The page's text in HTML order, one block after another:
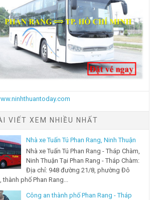
VIẾT XEM NHIỀU NHẤT
Nhà xe Tuấn Tú Phan Rang, Ninh Thuận
Nhà xe Tuấn Tú Phan Rang - Tháp Chàm,
Ninh Thuận Tại Phan Rang - Tháp Chàm:
Địa chỉ: 948 đường 21/8, phường Đô
thành phố Phan Rang...
Công an thành phố Phan Rang - Tháp